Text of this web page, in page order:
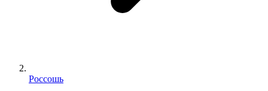
Россошь